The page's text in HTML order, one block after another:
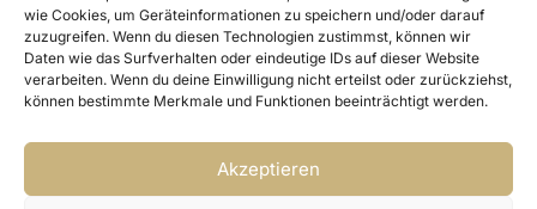
wie Cookies, um Geräteinformationen zu speichern und/oder darauf
zuzugreifen. Wenn du diesen Technologien zustimmst, können wir
Daten wie das Surfverhalten oder eindeutige IDs auf dieser Website
verarbeiten. Wenn du deine Einwilligung nicht erteilst oder zurückziehst,
können bestimmte Merkmale und Funktionen beeinträchtigt werden.
Akzeptieren
LOOKS! TRENDS
Trend Alert 2026: Technologie
& Beauty